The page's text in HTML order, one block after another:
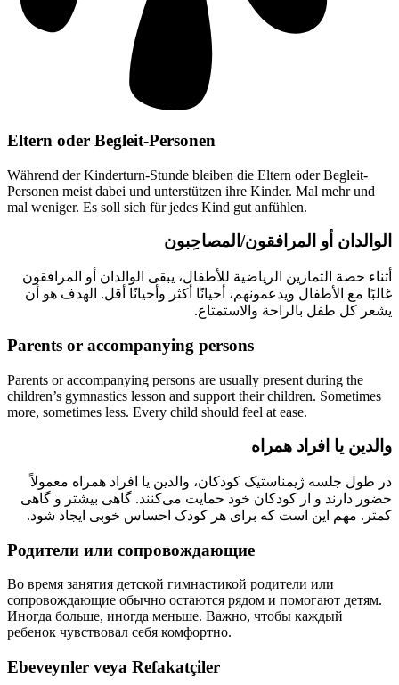
Eltern oder Begleit-Personen
Während der Kinderturn-Stunde bleiben die Eltern oder Begleit-
Personen meist dabei und unterstützen ihre Kinder. Mal mehr und
mal weniger. Es soll sich für jedes Kind gut anfühlen.
الوالدان أو المرافقون/المصاحِبون
أثناء حصة التمارين الرياضية للأطفال، يبقى الوالدان أو المرافقون
غالبًا مع الأطفال ويدعمونهم، أحيانًا أكثر وأحيانًا أقل. الهدف هو أن
يشعر كل طفل بالراحة والاستمتاع.
Parents or accompanying persons
Parents or accompanying persons are usually present during the
children’s gymnastics lesson and support their children. Sometimes
more, sometimes less. Every child should feel at ease.
والدین یا افراد همراه
در طول جلسه ژیمناستیک کودکان، والدین یا افراد همراه معمولاً
حضور دارند و از کودکان خود حمایت می‌کنند. گاهی بیشتر و گاهی
کمتر. مهم این است که برای هر کودک احساس خوبی ایجاد شود.
Родители или сопровождающие
Во время занятия детской гимнастикой родители или
сопровождающие обычно остаются рядом и помогают детям.
Иногда больше, иногда меньше. Важно, чтобы каждый
ребенок чувствовал себя комфортно.
Ebeveynler veya Refakatçiler